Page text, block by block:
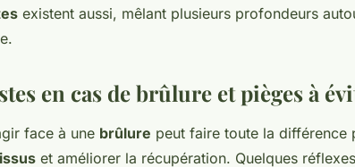
existent aussi, mêlant plusieurs profondeurs
en cas de brûlure et pièges à
face à une brûlure peut faire toute la différence
et améliorer la récupération. Quelques